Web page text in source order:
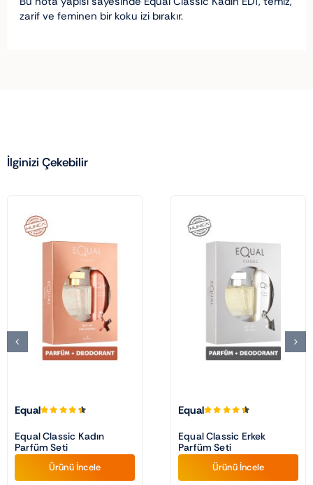
zarif ve feminen bir koku izi bırakır.
İlginizi Çekebilir
Equal
Equal Classic Kadın
Parfüm Seti
Ürünü İncele
Equal
Equal Classic Erkek
Parfüm Seti
Ürünü İncele